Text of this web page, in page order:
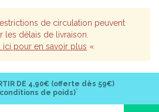
de circulation peuvent
les délais de livraison.
ici pour en savoir plus «
DE 4,90€ (offerte dès 59€)
de poids)*